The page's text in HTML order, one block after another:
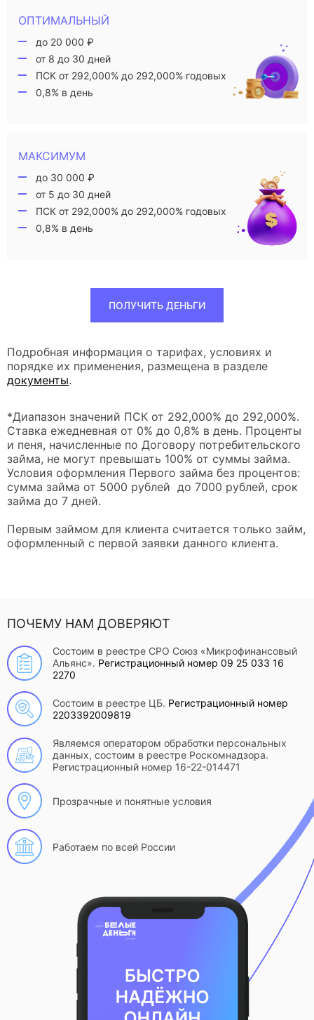
ОПТИМАЛЬНЫЙ
до 20 000 ₽
от 8 до 30 дней
ПСК от 292,000% до 292,000% годовых
0,8% в день
МАКСИМУМ
до 30 000 ₽
от 5 до 30 дней
ПСК от 292,000% до 292,000% годовых
0,8% в день
ПОЛУЧИТЬ ДЕНЬГИ
Подробная информация о тарифах, условиях и
порядке их применения, размещена в разделе
документы.
*Диапазон значений ПСК от 292,000% до 292,000%.
Ставка ежедневная от 0% до 0,8% в день. Проценты
и пеня, начисленные по Договору потребительского
займа, не могут превышать 100% от суммы займа.
Условия оформления Первого займа без процентов:
сумма займа от 5000 рублей до 7000 рублей, срок
займа до 7 дней.
Первым займом для клиента считается только займ,
оформленный с первой заявки данного клиента.
ПОЧЕМУ НАМ ДОВЕРЯЮТ
Состоим в реестре СРО Союз «Микрофинансовый
Альянс». Регистрационный номер 09 25 033 16
2270
Состоим в реестре ЦБ. Регистрационный номер
2203392009819
Являемся оператором обработки персональных
данных, состоим в реестре Роскомнадзора.
Регистрационный номер 16-22-014471
Прозрачные и понятные условия
Работаем по всей России